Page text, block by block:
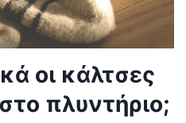
οι κάλτσες
πλυντήριο;